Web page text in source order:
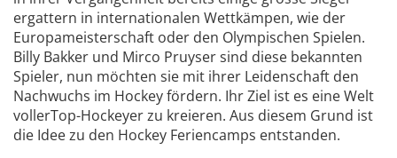
ergattern in internationalen Wettkämpen, wie der
Europameisterschaft oder den Olympischen Spielen.
Billy Bakker und Mirco Pruyser sind diese bekannten
Spieler, nun möchten sie mit ihrer Leidenschaft den
Nachwuchs im Hockey fördern. Ihr Ziel ist es eine Welt
vollerTop-Hockeyer zu kreieren. Aus diesem Grund ist
die Idee zu den Hockey Feriencamps entstanden.